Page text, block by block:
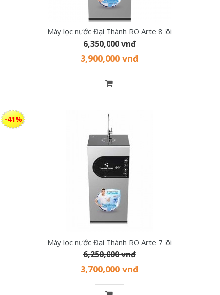
Máy lọc nước Đại Thành RO Arte 8 lõi
6,350,000 vnđ
3,900,000 vnđ
Máy lọc nước Đại Thành RO Arte 7 lõi
6,250,000 vnđ
3,700,000 vnđ
-41%